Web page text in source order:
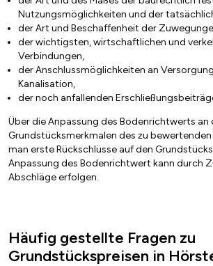
Nutzungsmöglichkeiten und der
der Art und Beschaffenheit der
der wichtigsten, wirtschaftlichen und
Verbindungen,
der Anschlussmöglichkeiten an
Kanalisation,
der noch anfallenden
Über die Anpassung des Bodenrichtwerts an
Grundstücksmerkmalen des zu
man erste Rückschlüsse auf den
Anpassung des Bodenrichtwert kann durch
Abschläge erfolgen.
Häufig gestellte Fragen zu
Grundstückspreisen in